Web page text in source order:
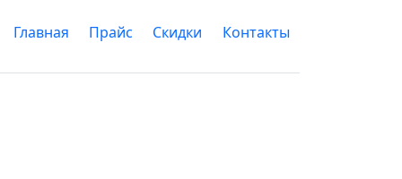
Главная Прайс Скидки Контакты